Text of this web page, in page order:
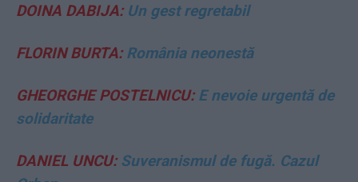
DOINA DABIJA:Un gest regretabil
FLORIN BURTA:România neonestă
GHEORGHE POSTELNICU:E nevoie urgentă de
solidaritate
DANIEL UNCU:Suveranismul de fugă. Cazul